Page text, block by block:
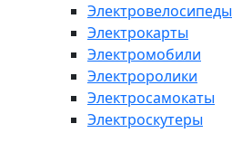
Электровелосипеды
Электрокарты
Электромобили
Электроролики
Электросамокаты
Электроскутеры